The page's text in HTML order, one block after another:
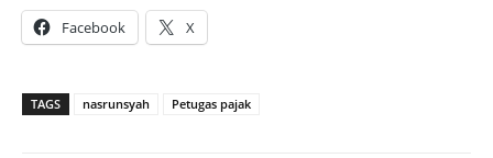
Facebook X
TAGS nasrunsyah Petugas pajak